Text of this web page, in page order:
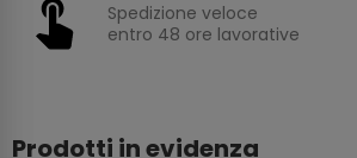
Spedizione veloce
entro 48 ore lavorative
Prodotti in evidenza